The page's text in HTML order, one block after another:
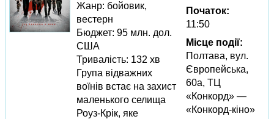
Жанр: бойовик,
вестерн
Бюджет: 95 млн. дол.
США
Тривалість: 132 хв
Група відважних
воїнів встає на захист
маленького селища
Роуз-Крік, яке
Початок:
11:50
Місце події:
Полтава, вул.
Європейська,
60а, ТЦ
«Конкорд» —
«Конкорд-кіно»